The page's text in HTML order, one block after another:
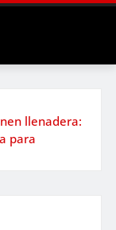
llenadera:
para